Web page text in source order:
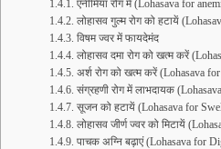
एनीमिया रोग में (Lohasava for
लोहासव गुल्म रोग को हटायें
विषम ज्वर में फायदेमंद
लोहासव दमा रोग को खत्म करें
अर्श रोग को खत्म करें (Lohasava
संग्रहणी रोग में लाभदायक
सूजन को हटायें (Lohasava for
लोहासव जीर्ण ज्वर को मिटायें
पाचक अग्नि बढ़ाएं (Lohasava for